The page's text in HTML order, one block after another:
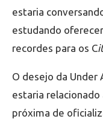
estaria
estudando
recordes para os C
O desejo da Under
estaria
próxima de